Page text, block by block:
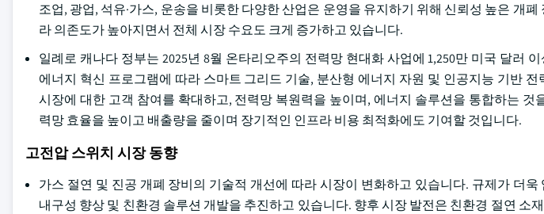
조업, 광업, 석유·가스, 운송을 비롯한 다양한 산업은 운영을 유지하기 위해 신뢰성 높은 개
라 의존도가 높아지면서 전체 시장 수요도 크게 증가하고 있습니다.
일례로 캐나다 정부는 2025년 8월 온타리오주의 전력망 현대화 사업에 1,250만 미국 달러
에너지 혁신 프로그램에 따라 스마트 그리드 기술, 분산형 에너지 자원 및 인공지능 기반
시장에 대한 고객 참여를 확대하고, 전력망 복원력을 높이며, 에너지 솔루션을 통합하는 것
력망 효율을 높이고 배출량을 줄이며 장기적인 인프라 비용 최적화에도 기여할 것입니다.
고전압 스위치 시장 동향
가스 절연 및 진공 개폐 장비의 기술적 개선에 따라 시장이 변화하고 있습니다. 규제가 더
내구성 향상 및 친환경 솔루션 개발을 추진하고 있습니다. 향후 시장 발전은 친환경 절연 소